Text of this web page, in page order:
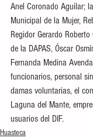
Anel Coronado Aguilar;
Municipal de la Mujer,
Regidor Gerardo
de la DAPAS, Óscar
Fernanda Medina
funcionarios, personal
damas voluntarias, el
Laguna del Mante,
usuarios del DIF.
Huasteca